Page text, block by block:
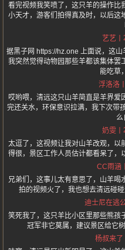
看完视频我笑喷了，这只羊的操作比
小天才，游客们拍得真及时，以后这
艺艺
据黑子网 https://hz.one 上面说，这山
我突然觉得动物园那些羊都该集体罢
能吃草
浮洛洛
哎哟喂，清远这只山羊简直是羊界爱
完还关水，环保意识拉满，我下次带
么
奶雯
太逗了，这视频让我对山羊改观，以
得很，景区工作人员估计都看呆了，
CC雨涵
兄弟们，这事儿太有意思了，山羊
拍的视频火了，我也想去清远碰
迪士尼在逃
笑死我了，这只羊比小区里那些熊孩
冠军非它莫属，建议景区给它
杨叔来了